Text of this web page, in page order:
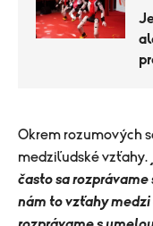
Okrem rozumových
medziľudské vzťahy.
často sa
nám to vzťahy